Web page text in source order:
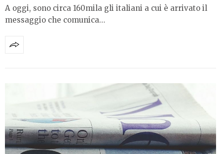
A oggi, sono circa 160mila gli italiani a cui è arrivato il
messaggio che comunica…